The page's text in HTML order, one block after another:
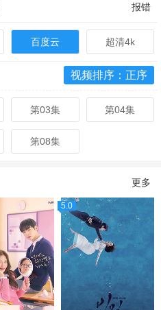
报错
百度云 超清4k
视频排序：正序
第03集 第04集
第08集
更多
5.0